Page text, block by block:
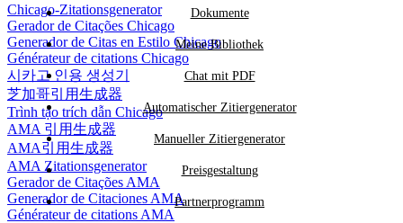
Chicago-Zitationsgenerator
Gerador de Citações Chicago
Generador de Citas en Estilo Chicago
Générateur de citations Chicago
시카고 인용 생성기
芝加哥引用生成器
Trình tạo trích dẫn Chicago
AMA 引用生成器
AMA引用生成器
AMA Zitationsgenerator
Gerador de Citações AMA
Generador de Citaciones AMA
Générateur de citations AMA
Dokumente
Meine Bibliothek
Chat mit PDF
Automatischer Zitiergenerator
Manueller Zitiergenerator
Preisgestaltung
Partnerprogramm